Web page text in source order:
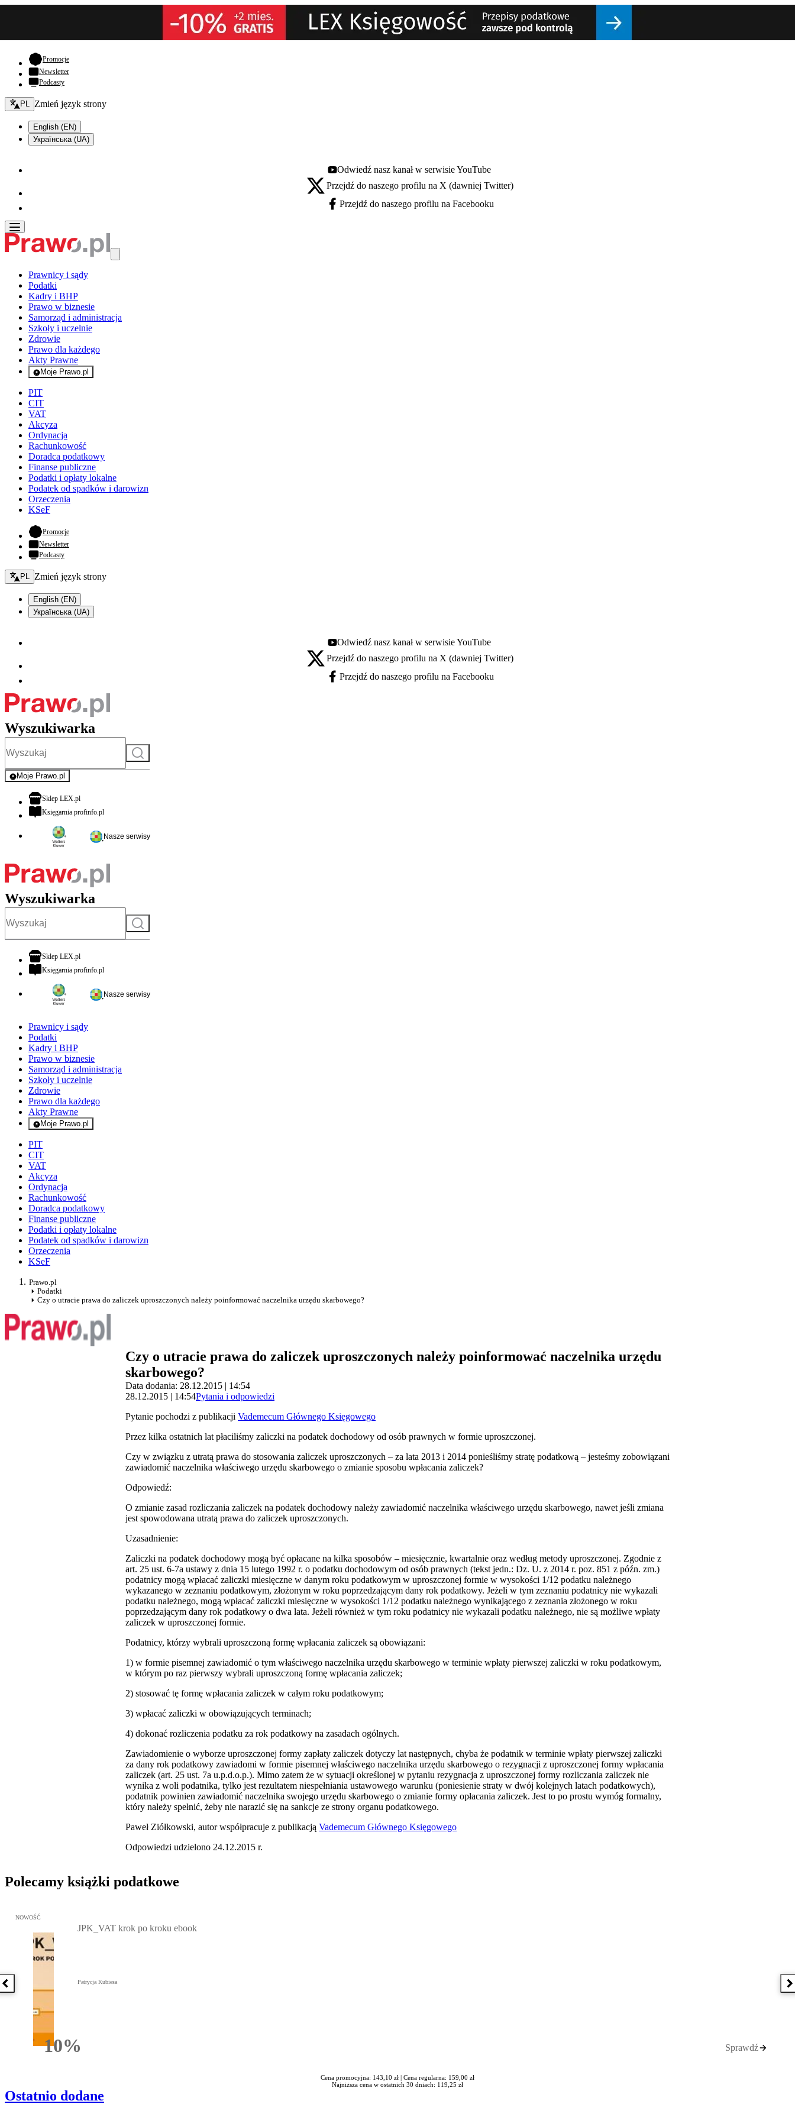
Promocje- otwiera się w nowej karcie
Newsletter
Podcasty
Zmień język - bieżący:
PL Zmień język strony
English (EN)
Українська (UA)
Youtube - otwiera się w nowej karcie
Odwiedź nasz kanał w serwisie YouTube
X - otwiera się w nowej karcie
Przejdź do naszego profilu na X (dawniej Twitter)
Facebook - otwiera się w nowej karcie
Przejdź do naszego profilu na Facebooku
Prawnicy i sądy
Podatki
Kadry i BHP
Prawo w biznesie
Samorząd i administracja
Szkoły i uczelnie
Zdrowie
Prawo dla każdego
Akty Prawne
Moje Prawo.pl
- rejestracja i logowanie do serwisu
PIT
CIT
VAT
Akcyza
Ordynacja
Rachunkowość
Doradca podatkowy
Finanse publiczne
Podatki i opłaty lokalne
Podatek od spadków i darowizn
Orzeczenia
KSeF
Promocje- otwiera się w nowej karcie
Newsletter
Podcasty
Zmień język - bieżący:
PL Zmień język strony
English (EN)
Українська (UA)
Youtube - otwiera się w nowej karcie
Odwiedź nasz kanał w serwisie YouTube
X - otwiera się w nowej karcie
Przejdź do naszego profilu na X (dawniej Twitter)
Facebook - otwiera się w nowej karcie
Przejdź do naszego profilu na Facebooku
Wyszukiwarka
Szukaj
Moje Prawo.pl
- rejestracja i logowanie do serwisu
Sklep LEX.plotwiera się w nowej karcie
Księgarnia profinfo.plotwiera się w nowej karcie
Nasze serwisy
Wyszukiwarka
Szukaj
Sklep LEX.plotwiera się w nowej karcie
Księgarnia profinfo.plotwiera się w nowej karcie
Nasze serwisy
Prawnicy i sądy
Podatki
Kadry i BHP
Prawo w biznesie
Samorząd i administracja
Szkoły i uczelnie
Zdrowie
Prawo dla każdego
Akty Prawne
Moje Prawo.pl
- rejestracja i logowanie do serwisu
PIT
CIT
VAT
Akcyza
Ordynacja
Rachunkowość
Doradca podatkowy
Finanse publiczne
Podatki i opłaty lokalne
Podatek od spadków i darowizn
Orzeczenia
KSeF
Prawo.pl
Podatki
Czy o utracie prawa do zaliczek uproszczonych należy poinformować naczelnika urzędu skarbowego?
Czy o utracie prawa do zaliczek uproszczonych należy poinformować naczelnika urzędu
skarbowego?
Data dodania: 28.12.2015 | 14:54
28.12.2015 | 14:54Pytania i odpowiedzi
Pytanie pochodzi z publikacji Vademecum Głównego Księgowego
Przez kilka ostatnich lat płaciliśmy zaliczki na podatek dochodowy od osób prawnych w formie uproszczonej.
Czy w związku z utratą prawa do stosowania zaliczek uproszczonych – za lata 2013 i 2014 ponieśliśmy stratę podatkową – jesteśmy zobowiązani
zawiadomić naczelnika właściwego urzędu skarbowego o zmianie sposobu wpłacania zaliczek?
Odpowiedź:
O zmianie zasad rozliczania zaliczek na podatek dochodowy należy zawiadomić naczelnika właściwego urzędu skarbowego, nawet jeśli zmiana
jest spowodowana utratą prawa do zaliczek uproszczonych.
Uzasadnienie:
Zaliczki na podatek dochodowy mogą być opłacane na kilka sposobów – miesięcznie, kwartalnie oraz według metody uproszczonej. Zgodnie z
art. 25 ust. 6-7a ustawy z dnia 15 lutego 1992 r. o podatku dochodowym od osób prawnych (tekst jedn.: Dz. U. z 2014 r. poz. 851 z późn. zm.)
podatnicy mogą wpłacać zaliczki miesięczne w danym roku podatkowym w uproszczonej formie w wysokości 1/12 podatku należnego
wykazanego w zeznaniu podatkowym, złożonym w roku poprzedzającym dany rok podatkowy. Jeżeli w tym zeznaniu podatnicy nie wykazali
podatku należnego, mogą wpłacać zaliczki miesięczne w wysokości 1/12 podatku należnego wynikającego z zeznania złożonego w roku
poprzedzającym dany rok podatkowy o dwa lata. Jeżeli również w tym roku podatnicy nie wykazali podatku należnego, nie są możliwe wpłaty
zaliczek w uproszczonej formie.
Podatnicy, którzy wybrali uproszczoną formę wpłacania zaliczek są obowiązani:
1) w formie pisemnej zawiadomić o tym właściwego naczelnika urzędu skarbowego w terminie wpłaty pierwszej zaliczki w roku podatkowym,
w którym po raz pierwszy wybrali uproszczoną formę wpłacania zaliczek;
2) stosować tę formę wpłacania zaliczek w całym roku podatkowym;
3) wpłacać zaliczki w obowiązujących terminach;
4) dokonać rozliczenia podatku za rok podatkowy na zasadach ogólnych.
Zawiadomienie o wyborze uproszczonej formy zapłaty zaliczek dotyczy lat następnych, chyba że podatnik w terminie wpłaty pierwszej zaliczki
za dany rok podatkowy zawiadomi w formie pisemnej właściwego naczelnika urzędu skarbowego o rezygnacji z uproszczonej formy wpłacania
zaliczek (art. 25 ust. 7a u.p.d.o.p.). Mimo zatem że w sytuacji określonej w pytaniu rezygnacja z uproszczonej formy rozliczania zaliczek nie
wynika z woli podatnika, tylko jest rezultatem niespełniania ustawowego warunku (poniesienie straty w dwój kolejnych latach podatkowych),
podatnik powinien zawiadomić naczelnika swojego urzędu skarbowego o zmianie formy opłacania zaliczek. Jest to po prostu wymóg formalny,
który należy spełnić, żeby nie narazić się na sankcje ze strony organu podatkowego.
Paweł Ziółkowski, autor współpracuje z publikacją Vademecum Głównego Księgowego
Odpowiedzi udzielono 24.12.2015 r.
Polecamy książki podatkowe
Poprzednia książka
Przejdź do: JPK_VAT krok po kroku ebook, Patrycja Kubiesa - otwiera się w nowym oknie
NOWOŚĆ
10%Rabatu
JPK_VAT krok po kroku ebook
Patrycja Kubiesa
Sprawdź
Cena promocyjna: 143,10 zł | Cena regularna: 159,00 zł
Najniższa cena w ostatnich 30 dniach: 119,25 zł
Ostatnio dodane